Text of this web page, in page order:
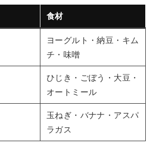
食材
ヨーグルト・納豆・キム
チ・味噌
ひじき・ごぼう・大豆・
オートミール
玉ねぎ・バナナ・アスパ
ラガス